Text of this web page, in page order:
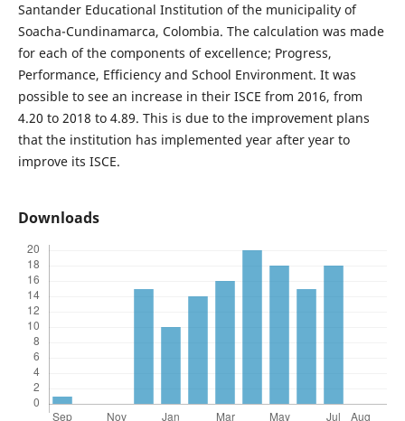
Santander Educational Institution of the municipality of
Soacha-Cundinamarca, Colombia. The calculation was made
for each of the components of excellence; Progress,
Performance, Efficiency and School Environment. It was
possible to see an increase in their ISCE from 2016, from
4.20 to 2018 to 4.89. This is due to the improvement plans
that the institution has implemented year after year to
improve its ISCE.
Downloads